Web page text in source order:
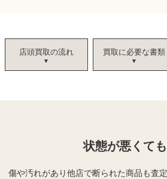
店頭買取の流れ 買取に必要な書類
状態が悪くて
傷や汚れがあり他店で断られた商品も査定